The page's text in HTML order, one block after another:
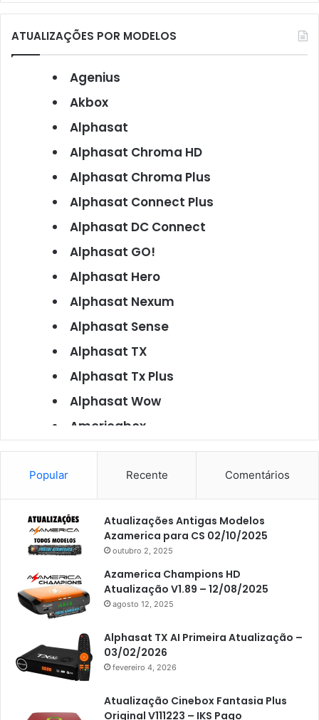
ATUALIZAÇÕES POR MODELOS
Agenius
Akbox
Alphasat
Alphasat Chroma HD
Alphasat Chroma Plus
Alphasat Connect Plus
Alphasat DC Connect
Alphasat GO!
Alphasat Hero
Alphasat Nexum
Alphasat Sense
Alphasat TX
Alphasat Tx Plus
Alphasat Wow
Americabox
Americabox S101
Americabox S105
Americabox S105 Plus
Americabox S205
Americabox S205 Plus
Americabox S305 Plus
Artcom
Athomics
Athomics Eon
Athomics i3
Popular Recente Comentários
Atualizações Antigas Modelos
Azamerica para CS 02/10/2025
outubro 2, 2025
Azamerica Champions HD
Atualização V1.89 – 12/08/2025
agosto 12, 2025
Alphasat TX AI Primeira Atualização –
03/02/2026
fevereiro 4, 2026
Atualização Cinebox Fantasia Plus
Original V111223 – IKS Pago